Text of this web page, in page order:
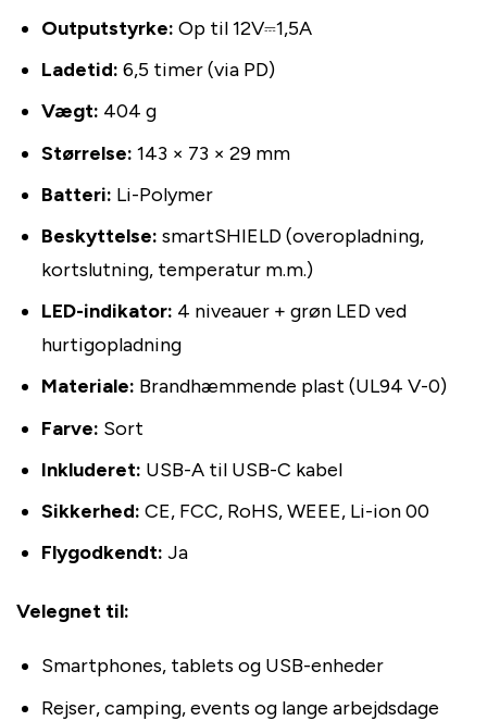
Outputstyrke: Op til 12V⎓1,5A
Ladetid: 6,5 timer (via PD)
Vægt: 404 g
Størrelse: 143 × 73 × 29 mm
Batteri: Li-Polymer
Beskyttelse: smartSHIELD (overopladning,
kortslutning, temperatur m.m.)
LED-indikator: 4 niveauer + grøn LED ved
hurtigopladning
Materiale: Brandhæmmende plast (UL94 V-0)
Farve: Sort
Inkluderet: USB-A til USB-C kabel
Sikkerhed: CE, FCC, RoHS, WEEE, Li-ion 00
Flygodkendt: Ja
Velegnet til:
Smartphones, tablets og USB-enheder
Rejser, camping, events og lange arbejdsdage